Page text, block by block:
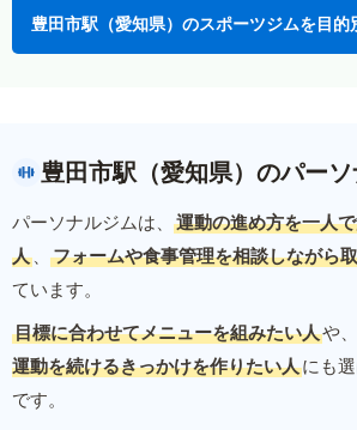
豊田市駅（愛知県）のスポーツジムを目的
豊田市駅（愛知県）のパー
パーソナルジムは、
運動の進め方を一人
人 、 フォームや食事管理を相談しながら
ています。
目標に合わせてメニューを組みたい人や、
運動を続けるきっかけを作りたい人にも
です。